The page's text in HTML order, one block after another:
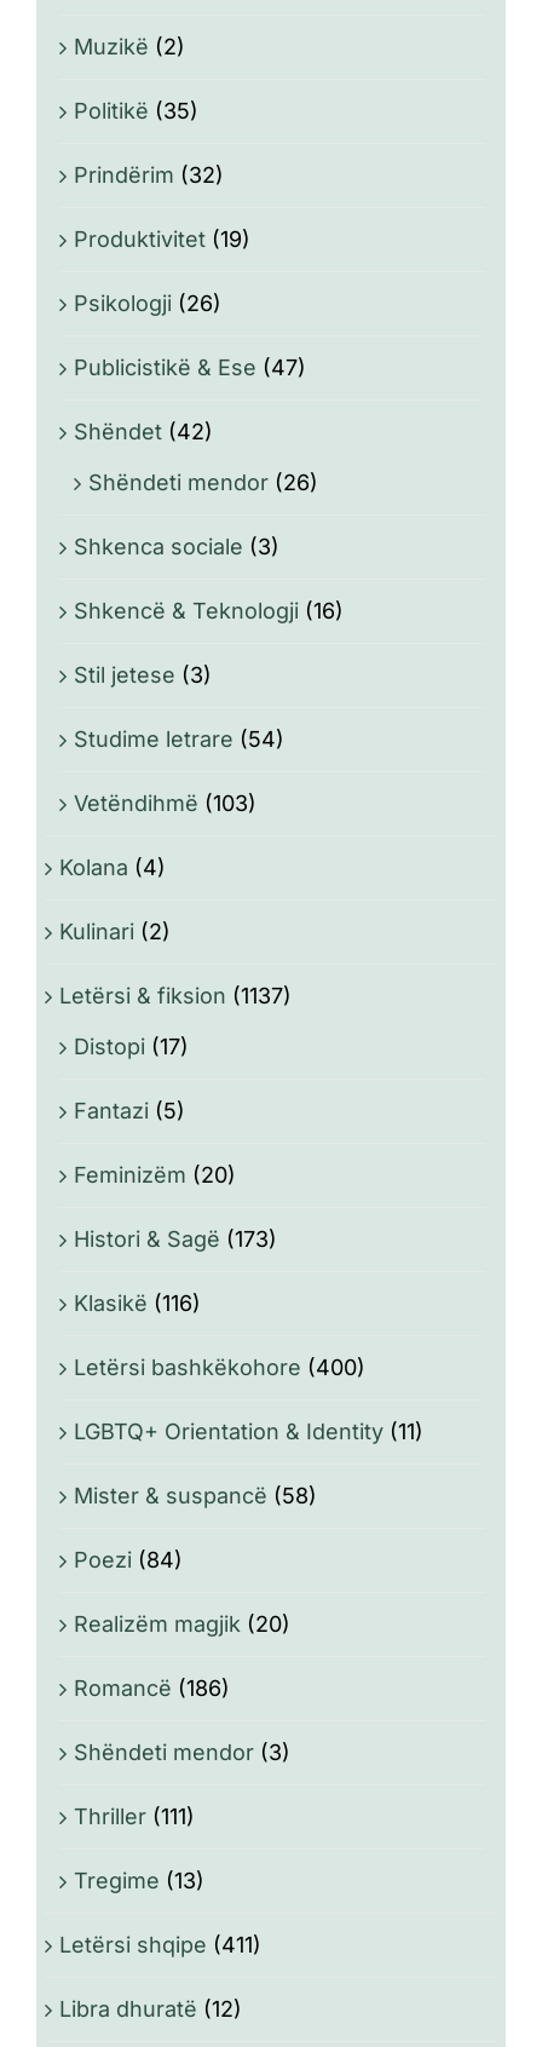
Muzikë (2)
Politikë (35)
Prindërim (32)
Produktivitet (19)
Psikologji (26)
Publicistikë & Ese (47)
Shëndet (42)
Shëndeti mendor (26)
Shkenca sociale (3)
Shkencë & Teknologji (16)
Stil jetese (3)
Studime letrare (54)
Vetëndihmë (103)
Kolana (4)
Kulinari (2)
Letërsi & fiksion (1137)
Distopi (17)
Fantazi (5)
Feminizëm (20)
Histori & Sagë (173)
Klasikë (116)
Letërsi bashkëkohore (400)
LGBTQ+ Orientation & Identity (11)
Mister & suspancë (58)
Poezi (84)
Realizëm magjik (20)
Romancë (186)
Shëndeti mendor (3)
Thriller (111)
Tregime (13)
Letërsi shqipe (411)
Libra dhuratë (12)